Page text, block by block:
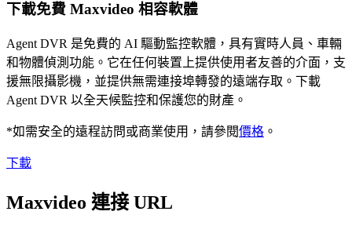
下載免費 Maxvideo 相容軟體
Agent DVR 是免費的 AI 驅動監控軟體，具有實時人員、車輛
和物體偵測功能。它在任何裝置上提供使用者友善的介面，支
援無限攝影機，並提供無需連接埠轉發的遠端存取。下載
Agent DVR 以全天候監控和保護您的財產。
*如需安全的遠程訪問或商業使用，請參閱價格 。
下載
Maxvideo 連接 URL